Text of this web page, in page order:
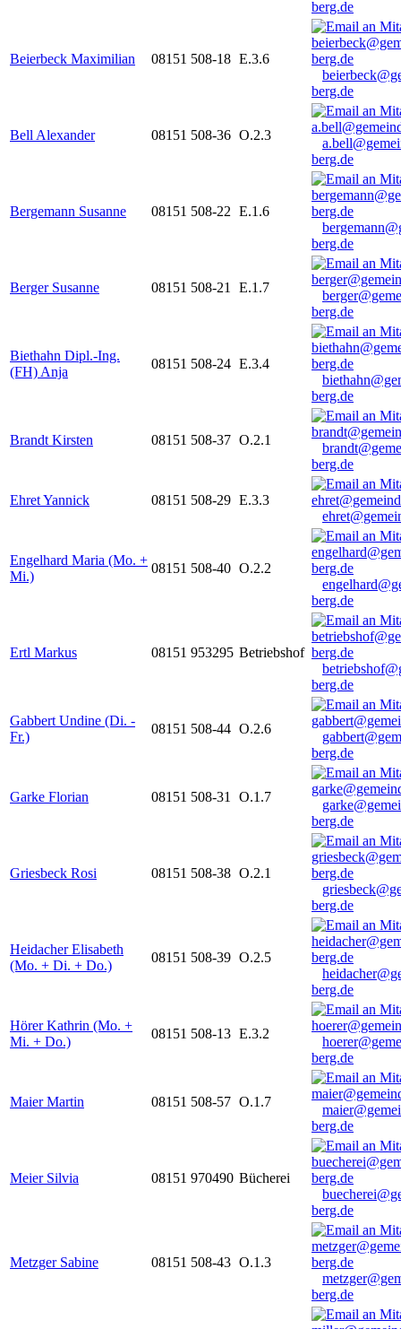
berg.de
Beierbeck Maximilian 08151 508-18 E.3.6
berg.de
Bell Alexander 08151 508-36 O.2.3
berg.de
Bergemann Susanne 08151 508-22 E.1.6
berg.de
Berger Susanne 08151 508-21 E.1.7
berg.de
Biethahn Dipl.-Ing.
(FH) Anja
08151 508-24 E.3.4
berg.de
Brandt Kirsten 08151 508-37 O.2.1
berg.de
Ehret Yannick 08151 508-29 E.3.3
Engelhard Maria (Mo. +
Mi.)
08151 508-40 O.2.2
berg.de
Ertl Markus 08151 953295 Betriebshof
berg.de
Gabbert Undine (Di. -
Fr.)
08151 508-44 O.2.6
berg.de
Garke Florian 08151 508-31 O.1.7
berg.de
Griesbeck Rosi 08151 508-38 O.2.1
berg.de
Heidacher Elisabeth
(Mo. + Di. + Do.)
08151 508-39 O.2.5
berg.de
Hörer Kathrin (Mo. +
Mi. + Do.)
08151 508-13 E.3.2
berg.de
Maier Martin 08151 508-57 O.1.7
berg.de
Meier Silvia 08151 970490 Bücherei
berg.de
Metzger Sabine 08151 508-43 O.1.3
berg.de